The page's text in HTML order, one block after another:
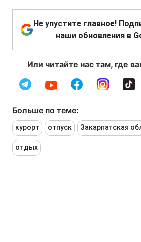
Не упустите главное!
наши обновления в
Или читайте нас там, где
Больше по теме:
курорт отпуск Закарпатская
отдых